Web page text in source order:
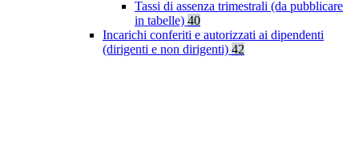
Tassi di assenza trimestrali (da pubblicare
in tabelle) 40
Incarichi conferiti e autorizzati ai dipendenti
(dirigenti e non dirigenti) 42